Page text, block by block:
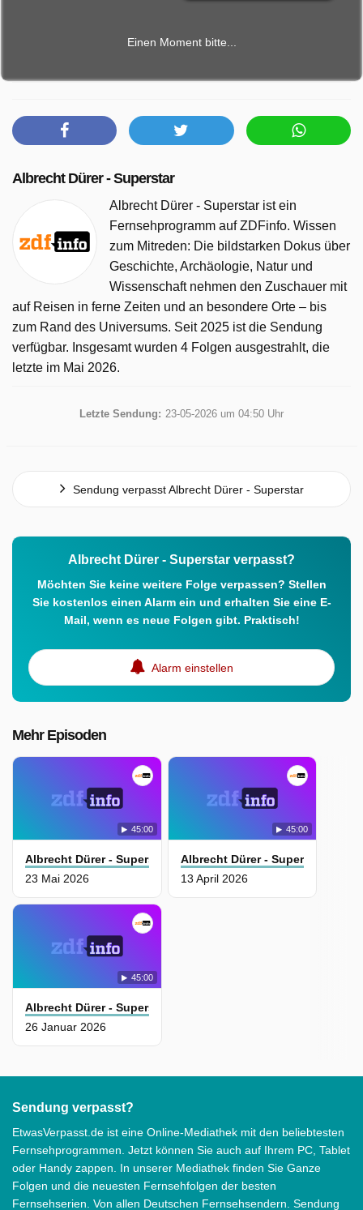
Einen Moment bitte...
Albrecht Dürer - Superstar
Albrecht Dürer - Superstar ist ein
Fernsehprogramm auf ZDFinfo. Wissen
zum Mitreden: Die bildstarken Dokus über
Geschichte, Archäologie, Natur und
Wissenschaft nehmen den Zuschauer mit
auf Reisen in ferne Zeiten und an besondere Orte – bis
zum Rand des Universums. Seit 2025 ist die Sendung
verfügbar. Insgesamt wurden 4 Folgen ausgestrahlt, die
letzte im Mai 2026.
Letzte Sendung: 23-05-2026 um 04:50 Uhr
Sendung verpasst Albrecht Dürer - Superstar
Albrecht Dürer - Superstar verpasst?
Möchten Sie keine weitere Folge verpassen? Stellen
Sie kostenlos einen Alarm ein und erhalten Sie eine E-
Mail, wenn es neue Folgen gibt. Praktisch!
Alarm einstellen
Mehr Episoden
45:00
Albrecht Dürer - Superstar
23 Mai 2026
45:00
Albrecht Dürer - Superstar
13 April 2026
45:00
Albrecht Dürer - Superstar
26 Januar 2026
Sendung verpasst?
EtwasVerpasst.de ist eine Online-Mediathek mit den beliebtesten
Fernsehprogrammen. Jetzt können Sie auch auf Ihrem PC, Tablet
oder Handy zappen. In unserer Mediathek finden Sie Ganze
Folgen und die neuesten Fernsehfolgen der besten
Fernsehserien. Von allen Deutschen Fernsehsendern. Sendung